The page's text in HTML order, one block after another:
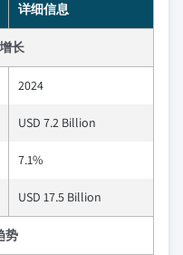
详细信息
长
2024
USD 7.2 Billion
7.1%
USD 17.5 Billion
势